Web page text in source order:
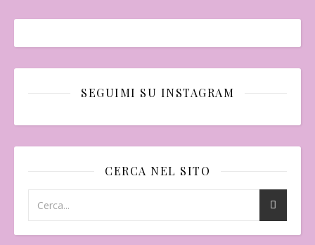
SEGUIMI SU INSTAGRAM
CERCA NEL SITO